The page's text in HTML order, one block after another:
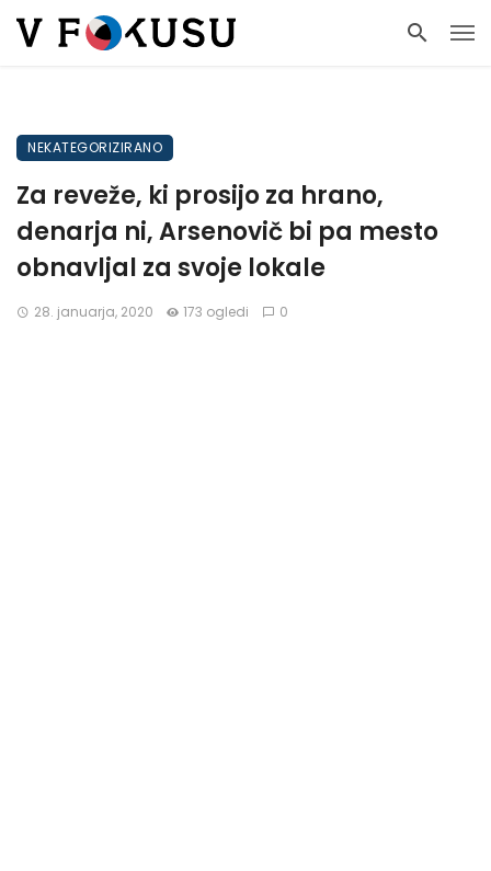
NEKATEGORIZIRANO
Za reveže, ki prosijo za hrano,
denarja ni, Arsenovič bi pa mesto
obnavljal za svoje lokale
28. januarja, 2020 173 ogledi 0